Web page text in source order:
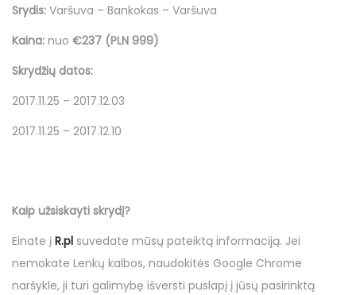
Srydis: Varšuva – Bankokas – Varšuva
Kaina: nuo €237 (PLN 999)
Skrydžių datos:
2017.11.25 – 2017.12.03
2017.11.25 – 2017.12.10
Kaip užsiskayti skrydį?
Einate į R.pl suvedate mūsų pateiktą informaciją. Jei
nemokate Lenkų kalbos, naudokitės Google Chrome
naršykle, ji turi galimybę išversti puslapį į jūsų pasirinktą